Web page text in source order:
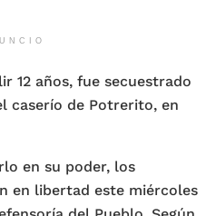
12 años, fue secuestrado
caserío de Potrerito, en
en su poder, los
en libertad este miércoles